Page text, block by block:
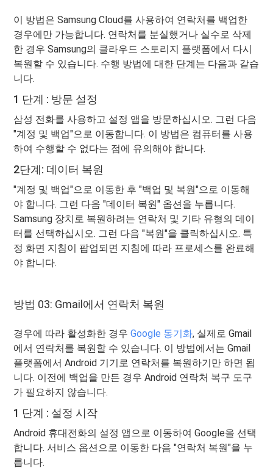
이 방법은 Samsung Cloud를 사용하여 연락처를 백업한
경우에만 가능합니다. 연락처를 분실했거나 실수로 삭제
한 경우 Samsung의 클라우드 스토리지 플랫폼에서 다시
복원할 수 있습니다. 수행 방법에 대한 단계는 다음과 같습
니다.
1 단계 : 방문 설정
삼성 전화를 사용하고 설정 앱을 방문하십시오. 그런 다음
"계정 및 백업"으로 이동합니다. 이 방법은 컴퓨터를 사용
하여 수행할 수 없다는 점에 유의해야 합니다.
2단계: 데이터 복원
"계정 및 백업"으로 이동한 후 "백업 및 복원"으로 이동해
야 합니다. 그런 다음 "데이터 복원" 옵션을 누릅니다.
Samsung 장치로 복원하려는 연락처 및 기타 유형의 데이
터를 선택하십시오. 그런 다음 "복원"을 클릭하십시오. 특
정 화면 지침이 팝업되면 지침에 따라 프로세스를 완료해
야 합니다.
방법 03: Gmail에서 연락처 복원
경우에 따라 활성화한 경우Google 동기화, 실제로 Gmail
에서 연락처를 복원할 수 있습니다. 이 방법에서는 Gmail
플랫폼에서 Android 기기로 연락처를 복원하기만 하면 됩
니다. 이전에 백업을 만든 경우 Android 연락처 복구 도구
가 필요하지 않습니다.
1 단계 : 설정 시작
Android 휴대전화의 설정 앱으로 이동하여 Google을 선택
합니다. 서비스 옵션으로 이동한 다음 "연락처 복원"을 누
릅니다.